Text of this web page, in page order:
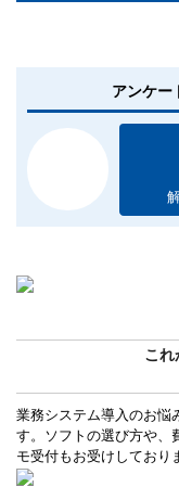
アンケー
これ
業務システム導入のお悩
す。ソフトの選び方や、
モ受付もお受けしており